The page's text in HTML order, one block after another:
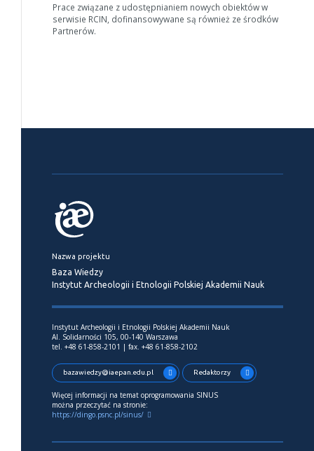
Prace związane z udostępnianiem nowych obiektów w
serwisie RCIN, dofinansowywane są również ze środków
Partnerów.
Nazwa projektu
Baza Wiedzy
Instytut Archeologii i Etnologii Polskiej Akademii Nauk
Instytut Archeologii i Etnologii Polskiej Akademii Nauk
Al. Solidarności 105, 00-140 Warszawa
tel. +48 61-858-2101 | fax. +48 61-858-2102
bazawiedzy@iaepan.edu.pl Redaktorzy
Więcej informacji na temat oprogramowania SINUS
można przeczytać na stronie:
https://dingo.psnc.pl/sinus/